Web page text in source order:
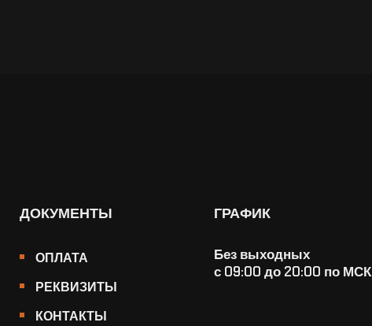
ДОКУМЕНТЫ
ОПЛАТА
РЕКВИЗИТЫ
КОНТАКТЫ
ГРАФИК
Без выходных
с 09:00 до 20:00 по МСК